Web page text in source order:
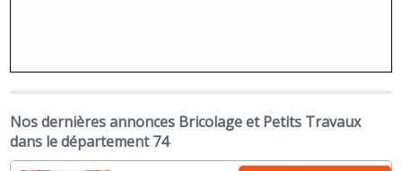
Nos dernières annonces Bricolage et Petits Travaux
dans le département 74